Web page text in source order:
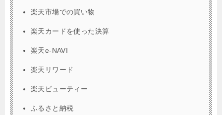
楽天市場での買い物
楽天カードを使った決算
楽天e-NAVI
楽天リワード
楽天ビューティー
ふるさと納税